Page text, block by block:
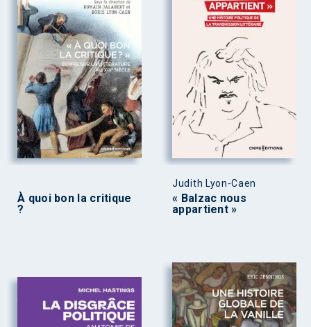
À quoi bon la critique
?
Judith Lyon-Caen
« Balzac nous
appartient »